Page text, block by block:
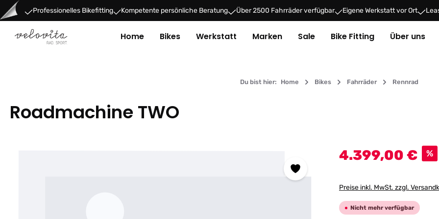
Hauptinhalt springen
Zur Hauptnavigation springen
Professionelles Bikefitting Kompetente persönliche Beratung Über 2500 Fahrräder verfügbar Eigene Werkstatt vor Ort
Home Bikes Werkstatt Marken Sale Bike Fitting Über uns
Du bist hier: Home Bikes Fahrräder Rennrad
Roadmachine TWO
Verkaufspreis:
4.399,00 € %
Preise inkl. MwSt. zzgl.
Nicht mehr verfügbar